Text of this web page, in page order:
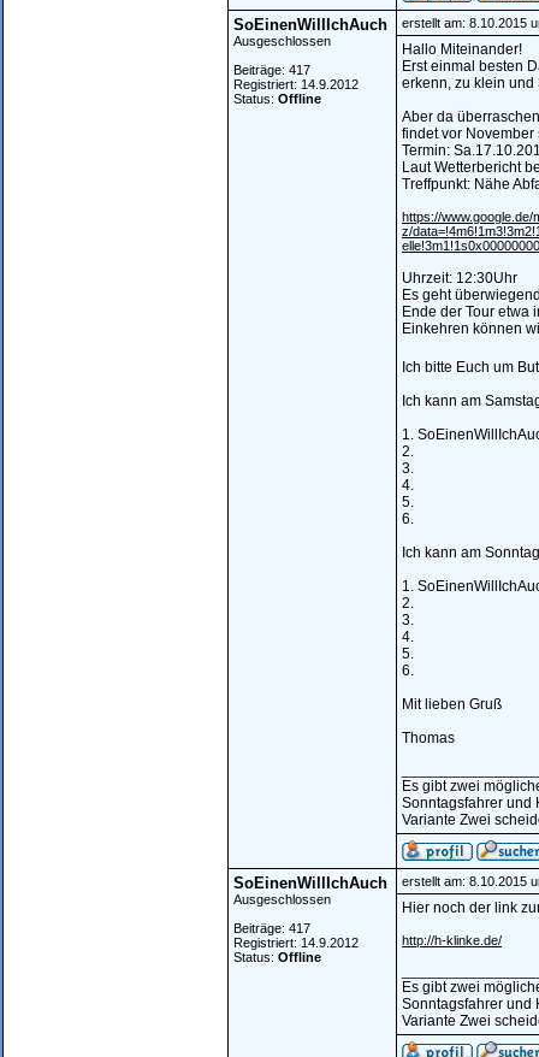
SoEinenWillIchAuch
Ausgeschlossen
Beiträge: 417
Registriert: 14.9.2012
Status: Offline
erstellt am: 8.10.2015
Hallo Miteinander!
Erst einmal besten
erkenn, zu klein und
Aber da
findet vor November
Termin:
Laut Wetterbericht
Treffpunkt: Nähe
https://www.google.de/
z/
Uhrzeit: 12:30Uhr
Es geht
Ende der Tour etwa
Einkehren können
Ich bitte Euch um
Ich kann am
1.
2.
3.
4.
5.
6.
Ich kann am
1.
2.
3.
4.
5.
6.
Mit lieben Gruß
Thomas
Es gibt zwei
Sonntagsfahrer und
Variante Zwei
SoEinenWillIchAuch
Ausgeschlossen
Beiträge: 417
Registriert: 14.9.2012
Status: Offline
erstellt am: 8.10.2015
Hier noch der link
http://h-klinke.de/
Es gibt zwei
Sonntagsfahrer und
Variante Zwei